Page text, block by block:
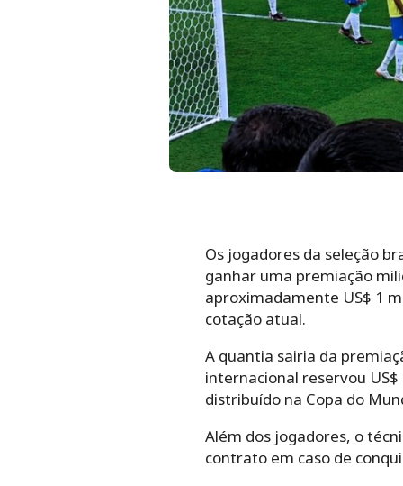
Os jogadores da seleção
ganhar uma premiação
aproximadamente US$ 1
cotação atual.
A quantia sairia da
internacional reservou
distribuído na Copa do
Além dos jogadores, o
contrato em caso de